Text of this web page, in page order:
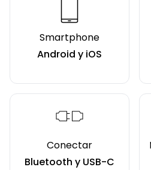
Smartphone
Android y iOS
Conectar
Bluetooth y USB-C